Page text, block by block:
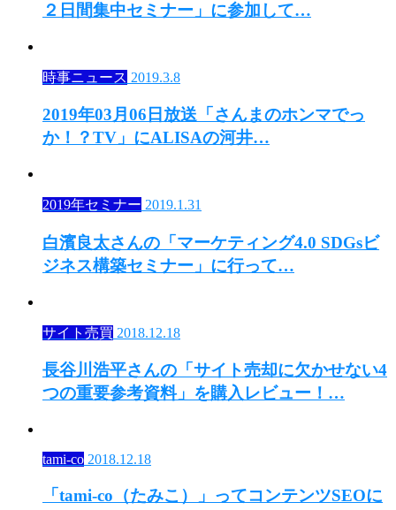
２日間集中セミナー」に参加して…
時事ニュース 2019.3.8
2019年03月06日放送「さんまのホンマでっ
か！？TV」にALISAの河井…
2019年セミナー 2019.1.31
白濱良太さんの「マーケティング4.0 SDGsビ
ジネス構築セミナー」に行って…
サイト売買 2018.12.18
長谷川浩平さんの「サイト売却に欠かせない4
つの重要参考資料」を購入レビュー！…
tami-co 2018.12.18
「tami-co（たみこ）」ってコンテンツSEOに